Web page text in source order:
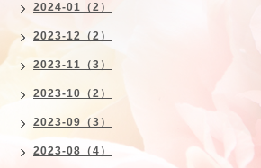
2024-01（2）
2023-12（2）
2023-11（3）
2023-10（2）
2023-09（3）
2023-08（4）